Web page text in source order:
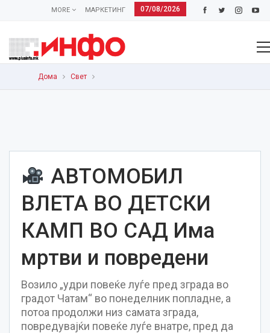
07/08/2026
МАРКЕТИНГ
MORE
Дома Свет
АВТОМОБИЛ
ВЛЕТА ВО ДЕТСКИ
КАМП ВО САД Има
мртви и повредени
Возило „удри повеќе луѓе пред зграда во
градот Чатам“ во понеделник попладне, а
потоа продолжи низ самата зграда,
повредувајќи повеќе луѓе внатре, пред да